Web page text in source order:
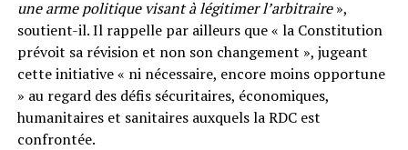
une arme politique visant à légitimer l’arbitraire»,
soutient-il. Il rappelle par ailleurs que « la Constitution
prévoit sa révision et non son changement », jugeant
cette initiative « ni nécessaire, encore moins opportune
» au regard des défis sécuritaires, économiques,
humanitaires et sanitaires auxquels la RDC est
confrontée.